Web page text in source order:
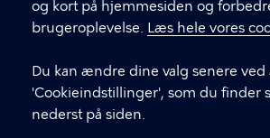
og kort på hjemmesiden og
brugeroplevelse. Læs hele vores
Du kan ændre dine valg senere ved
'Cookieindstillinger', som du finder
nederst på siden.
Københavns Kommune
København V
33 66 33 66